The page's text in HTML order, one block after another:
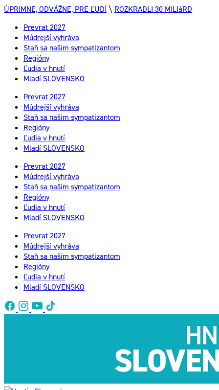
ÚPRIMNE, ODVÁŽNE, PRE ĽUDÍ \ ROZKRADLI 30 MILIáRD
Prevrat 2027
Múdrejší vyhráva
Staň sa našim sympatizantom
Regióny
Ľudia v hnutí
Mladí SLOVENSKO
Prevrat 2027
Múdrejší vyhráva
Staň sa našim sympatizantom
Regióny
Ľudia v hnutí
Mladí SLOVENSKO
Prevrat 2027
Múdrejší vyhráva
Staň sa našim sympatizantom
Regióny
Ľudia v hnutí
Mladí SLOVENSKO
Prevrat 2027
Múdrejší vyhráva
Staň sa našim sympatizantom
Regióny
Ľudia v hnutí
Mladí SLOVENSKO